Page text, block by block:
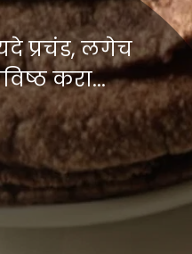
प्रचंड, लगेच
करा...